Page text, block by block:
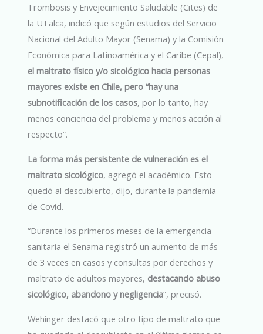
Trombosis y Envejecimiento Saludable (Cites) de
la UTalca, indicó que según estudios del Servicio
Nacional del Adulto Mayor (Senama) y la Comisión
Económica para Latinoamérica y el Caribe (Cepal),
el maltrato físico y/o sicológico hacia personas
mayores existe en Chile, pero “hay una
subnotificación de los casos, por lo tanto, hay
menos conciencia del problema y menos acción al
respecto”.
La forma más persistente de vulneración es el
maltrato sicológico, agregó el académico. Esto
quedó al descubierto, dijo, durante la pandemia
de Covid.
“Durante los primeros meses de la emergencia
sanitaria el Senama registró un aumento de más
de 3 veces en casos y consultas por derechos y
maltrato de adultos mayores, destacando abuso
sicológico, abandono y negligencia”, precisó.
Wehinger destacó que otro tipo de maltrato que